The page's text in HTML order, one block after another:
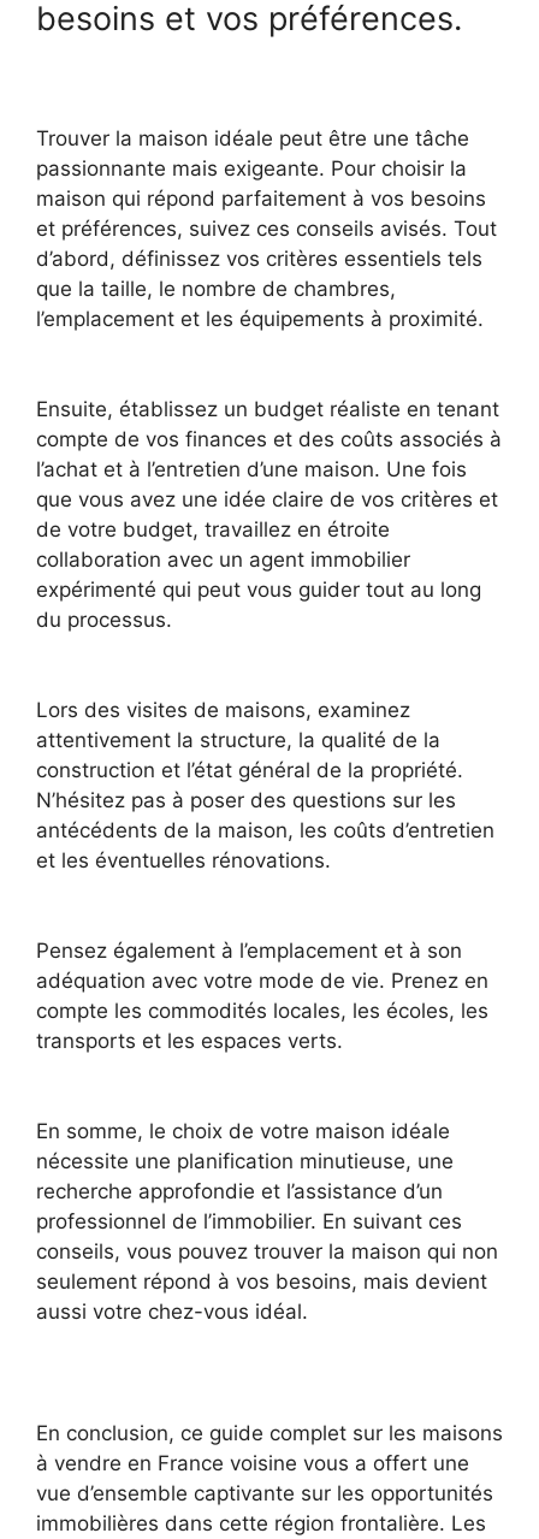
besoins et vos préférences.
Trouver la maison idéale peut être une tâche
passionnante mais exigeante. Pour choisir la
maison qui répond parfaitement à vos besoins
et préférences, suivez ces conseils avisés. Tout
d’abord, définissez vos critères essentiels tels
que la taille, le nombre de chambres,
l’emplacement et les équipements à proximité.
Ensuite, établissez un budget réaliste en tenant
compte de vos finances et des coûts associés à
l’achat et à l’entretien d’une maison. Une fois
que vous avez une idée claire de vos critères et
de votre budget, travaillez en étroite
collaboration avec un agent immobilier
expérimenté qui peut vous guider tout au long
du processus.
Lors des visites de maisons, examinez
attentivement la structure, la qualité de la
construction et l’état général de la propriété.
N’hésitez pas à poser des questions sur les
antécédents de la maison, les coûts d’entretien
et les éventuelles rénovations.
Pensez également à l’emplacement et à son
adéquation avec votre mode de vie. Prenez en
compte les commodités locales, les écoles, les
transports et les espaces verts.
En somme, le choix de votre maison idéale
nécessite une planification minutieuse, une
recherche approfondie et l’assistance d’un
professionnel de l’immobilier. En suivant ces
conseils, vous pouvez trouver la maison qui non
seulement répond à vos besoins, mais devient
aussi votre chez-vous idéal.
En conclusion, ce guide complet sur les maisons
à vendre en France voisine vous a offert une
vue d’ensemble captivante sur les opportunités
immobilières dans cette région frontalière. Les